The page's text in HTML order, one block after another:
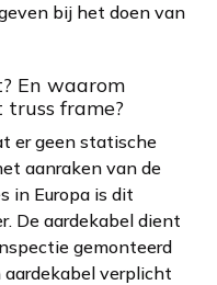
bij het doen van
En waarom
frame?
er geen statische
aanraken van de
in Europa is dit
De aardekabel dient
gemonteerd
aardekabel verplicht